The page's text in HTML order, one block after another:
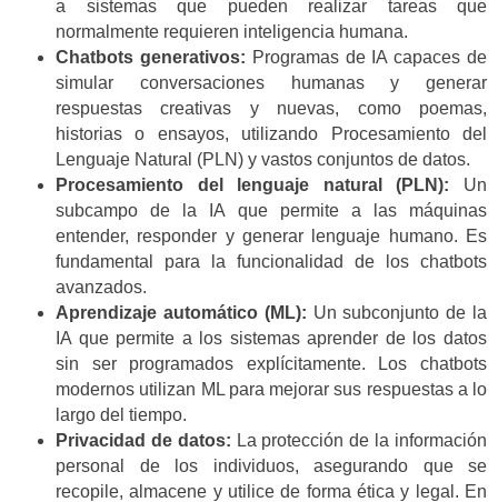
a sistemas que pueden realizar tareas que
normalmente requieren inteligencia humana.
Chatbots generativos: Programas de IA capaces de
simular conversaciones humanas y generar
respuestas creativas y nuevas, como poemas,
historias o ensayos, utilizando Procesamiento del
Lenguaje Natural (PLN) y vastos conjuntos de datos.
Procesamiento del lenguaje natural (PLN): Un
subcampo de la IA que permite a las máquinas
entender, responder y generar lenguaje humano. Es
fundamental para la funcionalidad de los chatbots
avanzados.
Aprendizaje automático (ML): Un subconjunto de la
IA que permite a los sistemas aprender de los datos
sin ser programados explícitamente. Los chatbots
modernos utilizan ML para mejorar sus respuestas a lo
largo del tiempo.
Privacidad de datos: La protección de la información
personal de los individuos, asegurando que se
recopile, almacene y utilice de forma ética y legal. En